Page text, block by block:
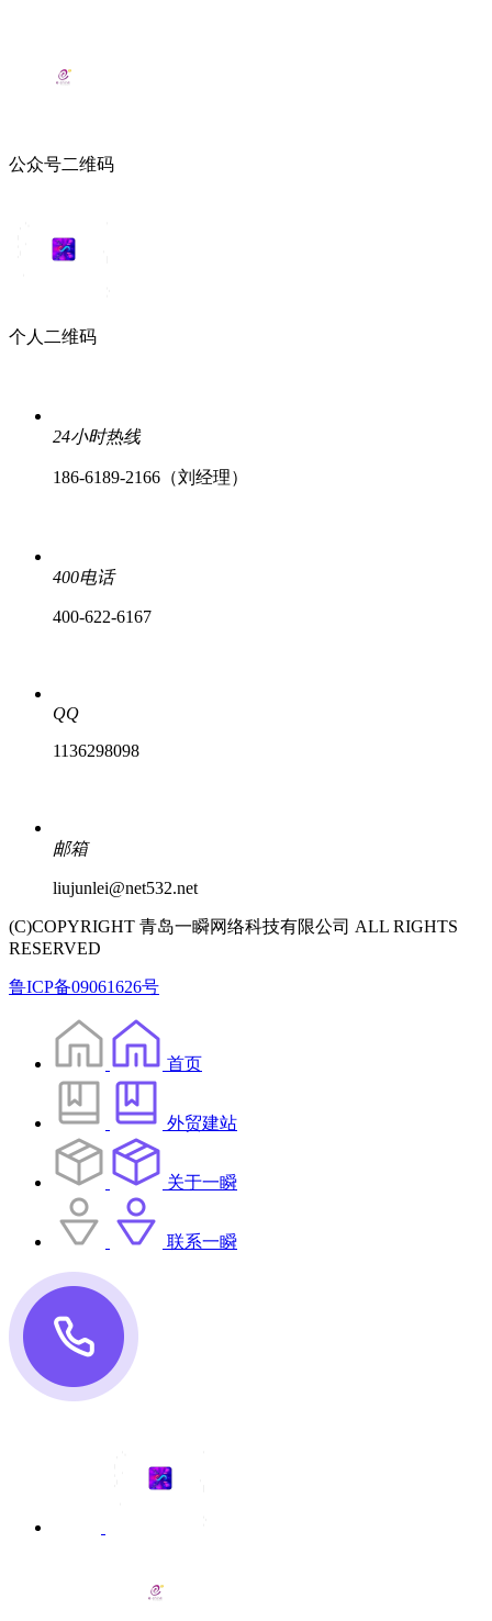
公众号二维码
个人二维码
24小时热线
186-6189-2166（刘经理）
400电话
400-622-6167
QQ
1136298098
邮箱
liujunlei@net532.net
(C)COPYRIGHT 青岛一瞬网络科技有限公司 ALL RIGHTS
RESERVED
鲁ICP备09061626号
首页
外贸建站
关于一瞬
联系一瞬